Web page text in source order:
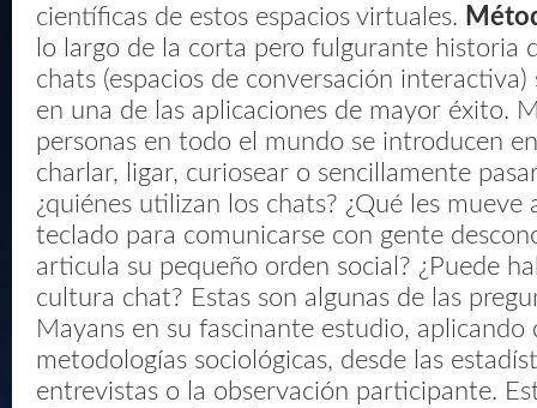
científicas de estos espacios virtuales.
lo largo de la corta pero fulgurante historia
chats (espacios de conversación
en una de las aplicaciones de mayor éxito.
personas en todo el mundo se introducen
charlar, ligar, curiosear o sencillamente
¿quiénes utilizan los chats? ¿Qué les mueve
teclado para comunicarse con gente
articula su pequeño orden social? ¿Puede
cultura chat? Estas son algunas de las
Mayans en su fascinante estudio, aplicando
metodologías sociológicas, desde las
entrevistas o la observación participante.